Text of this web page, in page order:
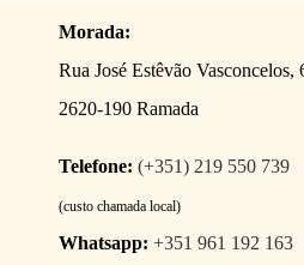
Morada:
Rua José Estêvão Vasconcelos,
2620-190 Ramada
Telefone: (+351) 219 550 739
(custo chamada local)
Whatsapp: +351 961 192 163